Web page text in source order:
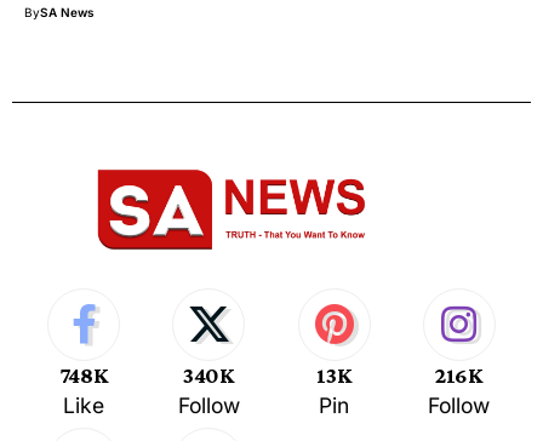
BySA News
748K
Like
340K
Follow
13K
Pin
216K
Follow